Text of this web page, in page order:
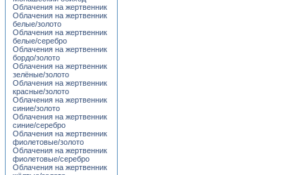
Облачения на жертвенник
Облачения на жертвенник
белые/золото
Облачения на жертвенник
белые/серебро
Облачения на жертвенник
бордо/золото
Облачения на жертвенник
зелёные/золото
Облачения на жертвенник
красные/золото
Облачения на жертвенник
синие/золото
Облачения на жертвенник
синие/серебро
Облачения на жертвенник
фиолетовые/золото
Облачения на жертвенник
фиолетовые/серебро
Облачения на жертвенник